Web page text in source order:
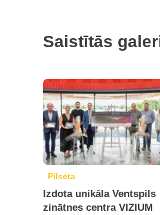
Saistītās
Pilsēta
Izdota unikāla Ventspils
zinātnes centra VIZIUM